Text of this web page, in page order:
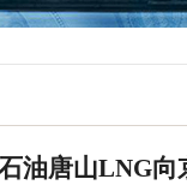
油唐山LNG向